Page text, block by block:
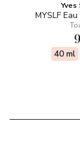
MYSLF
40 ml